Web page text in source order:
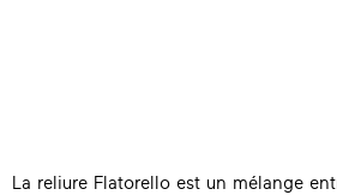
La reliure Flatorello est un mélange